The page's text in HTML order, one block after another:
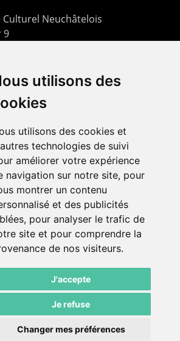
utilisons des
utilisons des cookies et
technologies de suivi
améliorer votre expérience
navigation sur notre site, pour
montrer un contenu
et des publicités
pour analyser le trafic de
site et pour comprendre la
de nos visiteurs.
J'accepte
Je refuse
Changer mes préférences
Culturel Neuchâtelois
9
32 725 03 03
725 05 05
Danse Neuchâtel
email